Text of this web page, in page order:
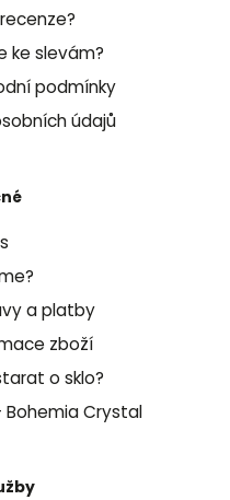
ke slevám?
podmínky
údajů
a platby
zboží
o sklo?
Crystal